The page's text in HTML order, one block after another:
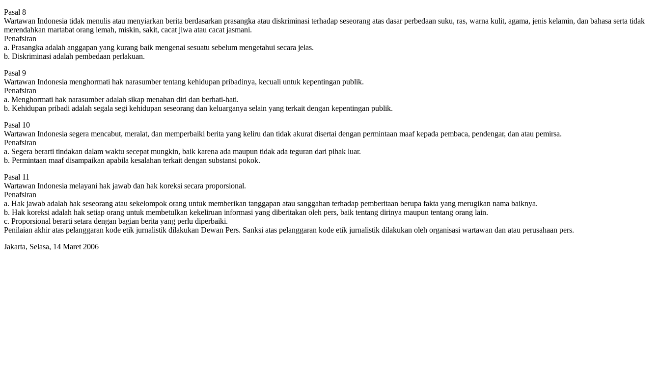
Pasal 8
Wartawan Indonesia tidak menulis atau menyiarkan berita berdasarkan prasangka atau diskriminasi terhadap seseorang atas dasar perbedaan suku, ras, warna kulit, agama, jenis kelamin, dan bahasa serta tidak
merendahkan martabat orang lemah, miskin, sakit, cacat jiwa atau cacat jasmani.
Penafsiran
a. Prasangka adalah anggapan yang kurang baik mengenai sesuatu sebelum mengetahui secara jelas.
b. Diskriminasi adalah pembedaan perlakuan.
Pasal 9
Wartawan Indonesia menghormati hak narasumber tentang kehidupan pribadinya, kecuali untuk kepentingan publik.
Penafsiran
a. Menghormati hak narasumber adalah sikap menahan diri dan berhati-hati.
b. Kehidupan pribadi adalah segala segi kehidupan seseorang dan keluarganya selain yang terkait dengan kepentingan publik.
Pasal 10
Wartawan Indonesia segera mencabut, meralat, dan memperbaiki berita yang keliru dan tidak akurat disertai dengan permintaan maaf kepada pembaca, pendengar, dan atau pemirsa.
Penafsiran
a. Segera berarti tindakan dalam waktu secepat mungkin, baik karena ada maupun tidak ada teguran dari pihak luar.
b. Permintaan maaf disampaikan apabila kesalahan terkait dengan substansi pokok.
Pasal 11
Wartawan Indonesia melayani hak jawab dan hak koreksi secara proporsional.
Penafsiran
a. Hak jawab adalah hak seseorang atau sekelompok orang untuk memberikan tanggapan atau sanggahan terhadap pemberitaan berupa fakta yang merugikan nama baiknya.
b. Hak koreksi adalah hak setiap orang untuk membetulkan kekeliruan informasi yang diberitakan oleh pers, baik tentang dirinya maupun tentang orang lain.
c. Proporsional berarti setara dengan bagian berita yang perlu diperbaiki.
Penilaian akhir atas pelanggaran kode etik jurnalistik dilakukan Dewan Pers. Sanksi atas pelanggaran kode etik jurnalistik dilakukan oleh organisasi wartawan dan atau perusahaan pers.
Jakarta, Selasa, 14 Maret 2006